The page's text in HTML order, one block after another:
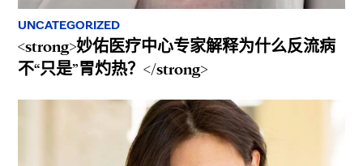
UNCATEGORIZED
<strong>妙佑医疗中心专家解释为什么反流病
不“只是”胃灼热？</strong>